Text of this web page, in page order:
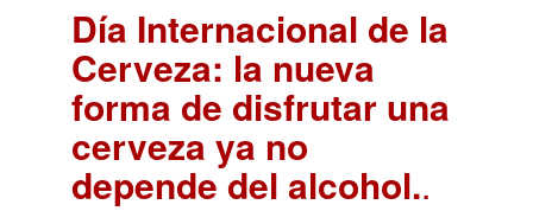
Día Internacional de la
Cerveza: la nueva
forma de disfrutar una
cerveza ya no
depende del alcohol..